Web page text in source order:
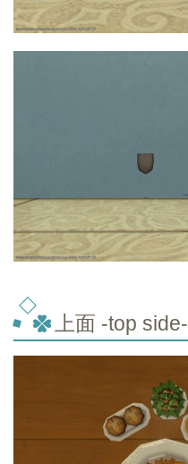
上面 -top side-